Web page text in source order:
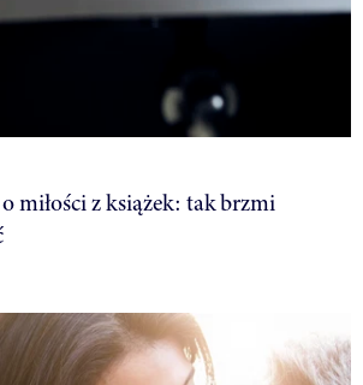
miłości z książek: tak brzmi